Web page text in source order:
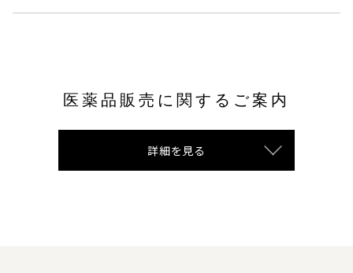
医薬品販売に関するご案内
詳細を見る